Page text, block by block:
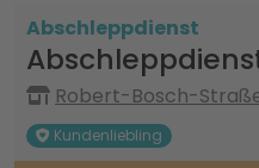
Abschleppdienst
Robert-Bosch-
Kundenliebling